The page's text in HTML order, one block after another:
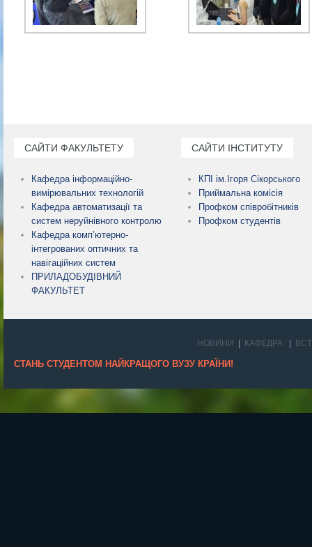
САЙТИ ФАКУЛЬТЕТУ
Кафедра інформаційно-
вимірювальних технологій
Кафедра автоматизації та
систем неруйнівного контролю
Кафедра комп’ютерно-
інтегрованих оптичних та
навігаційних систем
ПРИЛАДОБУДІВНИЙ
ФАКУЛЬТЕТ
САЙТИ ІНСТИТУТУ
КПІ ім.Ігоря Сікорського
Приймальна комісія
Профком співробітників
Профком студентів
НОВИНИ КАФЕДРА
СТАНЬ СТУДЕНТОМ НАЙКРАЩОГО ВУЗУ КРАЇНИ!